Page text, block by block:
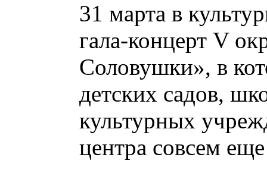
31 марта в
гала-концерт V
Соловушки», в
детских садов,
культурных
центра совсем